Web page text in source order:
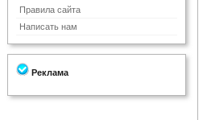
Правила сайта
Написать нам
Реклама